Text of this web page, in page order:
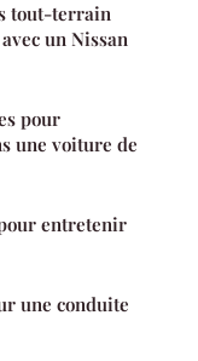
tout-terrain
un Nissan
pour
une voiture de
entretenir
une conduite